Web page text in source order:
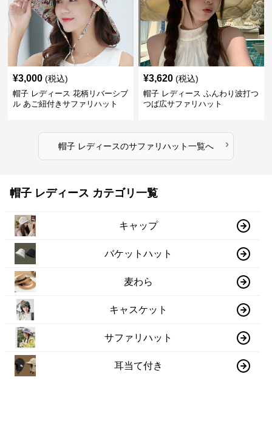
¥3,000 (税込)
帽子 レディース 花柄リバーシブ
ル あご紐付きサファリハット
¥3,620 (税込)
帽子 レディース ふんわり波打つ
つば広サファリハット
帽子 レディースのサファリハット一覧へ ›
帽子 レディース カテゴリ一覧
キャップ
バケットハット
麦わら
キャスケット
サファリハット
耳当て付き